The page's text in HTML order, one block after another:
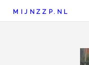
MIJNZZP.NL